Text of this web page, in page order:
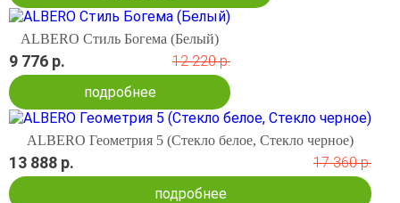
ALBERO Стиль Богема (Белый)
9 776 р.
12 220 р.
подробнее
ALBERO Геометрия 5 (Стекло белое, Стекло черное)
13 888 р.
17 360 р.
подробнее